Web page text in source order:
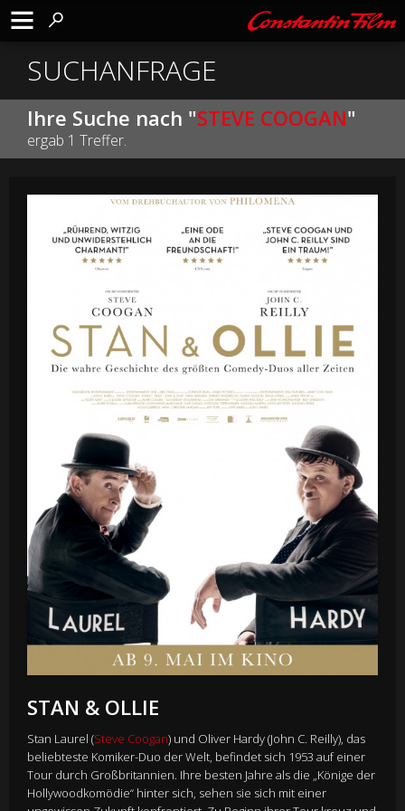
SUCHANFRAGE
Ihre Suche nach "STEVE COOGAN"
ergab 1 Treffer.
STAN & OLLIE
Stan Laurel (Steve Coogan) und Oliver Hardy (John C. Reilly), das
beliebteste Komiker-Duo der Welt, befindet sich 1953 auf einer
Tour durch Großbritannien. Ihre besten Jahre als die „Könige der
Hollywoodkomödie“ hinter sich, sehen sie sich mit einer